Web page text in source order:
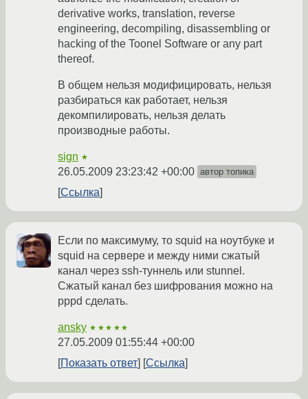
derivative works, translation, reverse
engineering, decompiling, disassembling or
hacking of the Toonel Software or any part
thereof.
В общем нельзя модифицировать, нельзя
разбираться как работает, нельзя
декомпилировать, нельзя делать
производные работы.
sign ★
26.05.2009 23:23:42 +00:00 автор топика
Ссылка
Если по максимуму, то squid на ноутбуке и
squid на сервере и между ними сжатый
канал через ssh-туннель или stunnel.
Сжатый канал без шифрования можно на
pppd сделать.
ansky ★★★★★
27.05.2009 01:55:44 +00:00
Показать ответ
Ссылка